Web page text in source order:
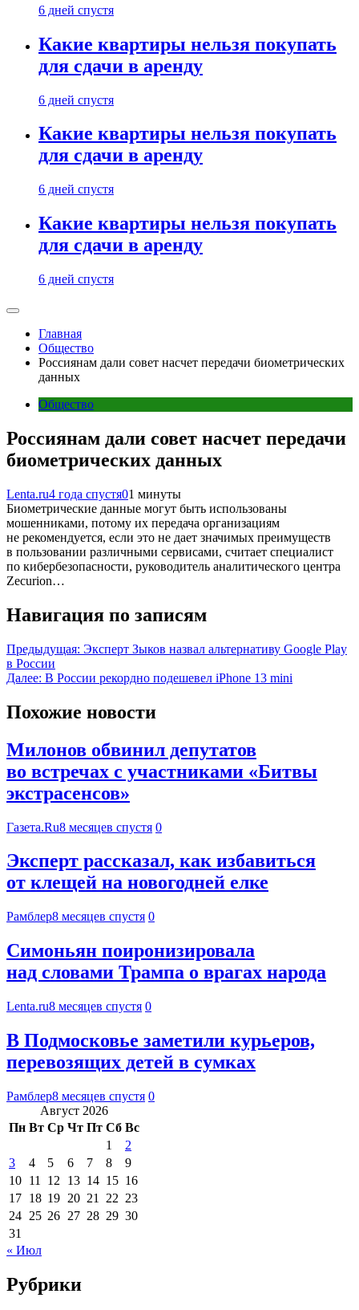
6 дней спустя
Какие квартиры нельзя покупать
для сдачи в аренду
6 дней спустя
Какие квартиры нельзя покупать
для сдачи в аренду
6 дней спустя
Какие квартиры нельзя покупать
для сдачи в аренду
6 дней спустя
Главная
Общество
Россиянам дали совет насчет передачи биометрических
данных
Общество
Россиянам дали совет насчет передачи
биометрических данных
Lenta.ru4 года спустя01 минуты
Биометрические данные могут быть использованы
мошенниками, потому их передача организациям
не рекомендуется, если это не дает значимых преимуществ
в пользовании различными сервисами, считает специалист
по кибербезопасности, руководитель аналитического центра
Zecurion…
Навигация по записям
Предыдущая: Эксперт Зыков назвал альтернативу Google Play
в России
Далее: В России рекордно подешевел iPhone 13 mini
Похожие новости
Милонов обвинил депутатов
во встречах с участниками «Битвы
экстрасенсов»
Газета.Ru8 месяцев спустя 0
Эксперт рассказал, как избавиться
от клещей на новогодней елке
Рамблер8 месяцев спустя 0
Симоньян поиронизировала
над словами Трампа о врагах народа
Lenta.ru8 месяцев спустя 0
В Подмосковье заметили курьеров,
перевозящих детей в сумках
Рамблер8 месяцев спустя 0
Август 2026
Пн Вт Ср Чт Пт Сб Вс
1
2
3
4 5 6 7 8
9
10 11 12 13 14 15 16
17 18 19 20 21 22 23
24 25 26 27 28 29 30
31
« Июл
Рубрики